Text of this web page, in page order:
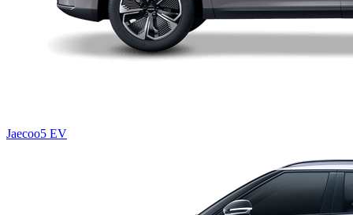
Jaecoo5 EV